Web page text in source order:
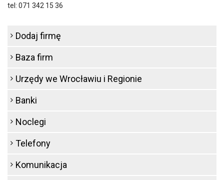
tel: 071 342 15 36
Dodaj firmę
Baza firm
Urzędy we Wrocławiu i Regionie
Banki
Noclegi
Telefony
Komunikacja